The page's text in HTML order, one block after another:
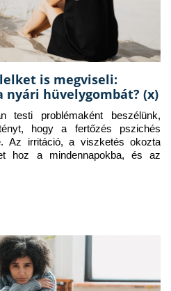
is megviseli:
nyári hüvelygombát? (x)
testi problémaként beszélünk,
hogy a fertőzés pszichés
Az irritáció, a viszketés okozta
hoz a mindennapokba, és az